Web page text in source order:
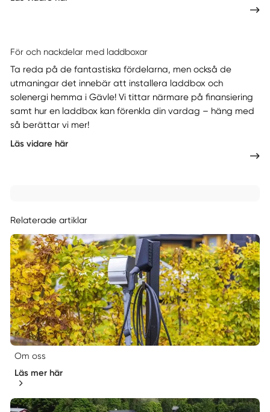
För och nackdelar med laddboxar
Ta reda på de fantastiska fördelarna, men också de
utmaningar det innebär att installera laddbox och
solenergi hemma i Gävle! Vi tittar närmare på finansiering
samt hur en laddbox kan förenkla din vardag – häng med
så berättar vi mer!
Läs vidare här
Relaterade artiklar
Om oss
Läs mer här